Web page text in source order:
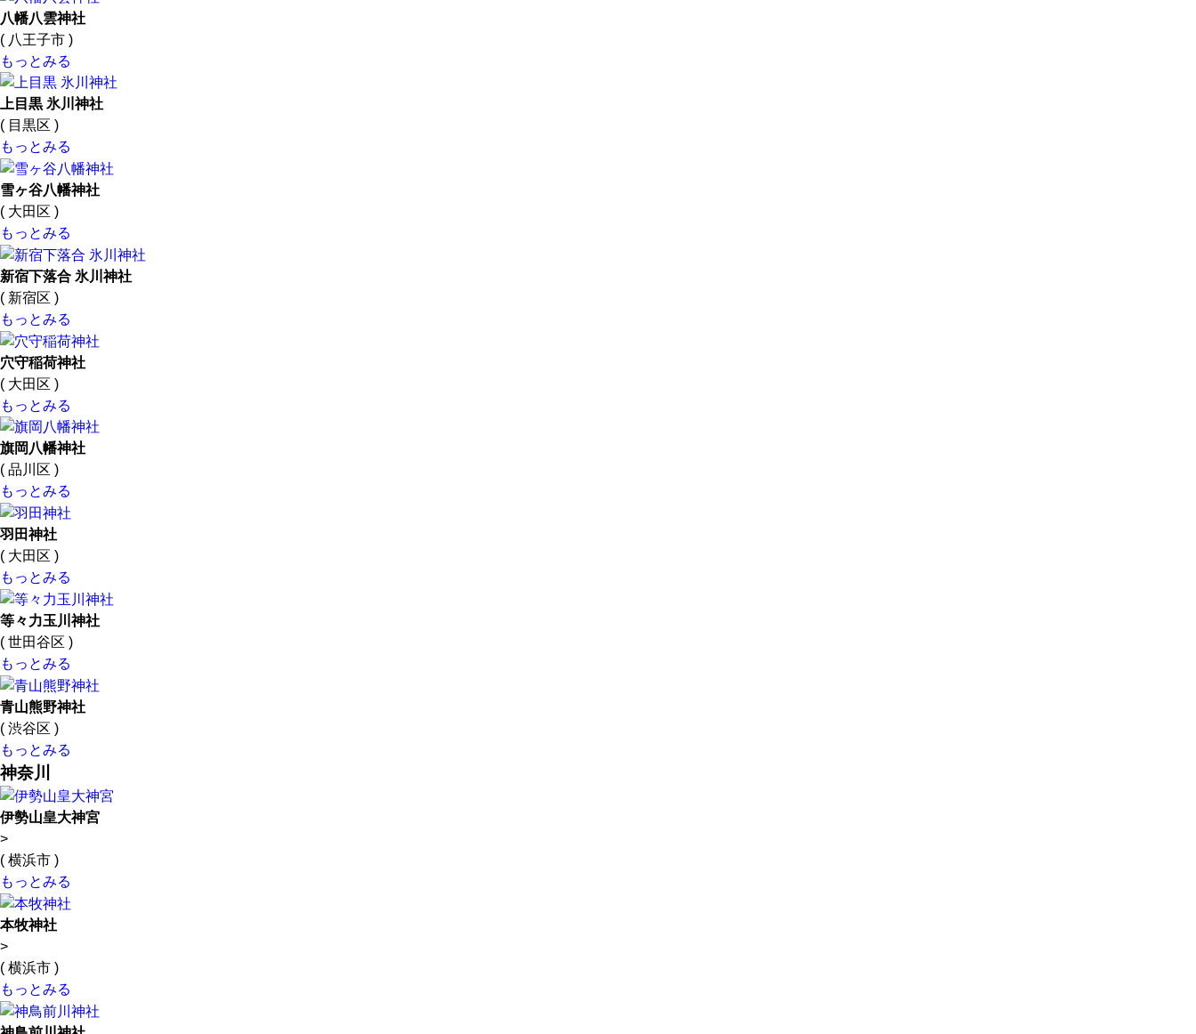
八幡八雲神社
( 八王子市 )
もっとみる
上目黒 氷川神社
( 目黒区 )
もっとみる
雪ヶ谷八幡神社
( 大田区 )
もっとみる
新宿下落合 氷川神社
( 新宿区 )
もっとみる
穴守稲荷神社
( 大田区 )
もっとみる
旗岡八幡神社
( 品川区 )
もっとみる
羽田神社
( 大田区 )
もっとみる
等々力玉川神社
( 世田谷区 )
もっとみる
青山熊野神社
( 渋谷区 )
もっとみる
神奈川
伊勢山皇大神宮
>
( 横浜市 )
もっとみる
本牧神社
>
( 横浜市 )
もっとみる